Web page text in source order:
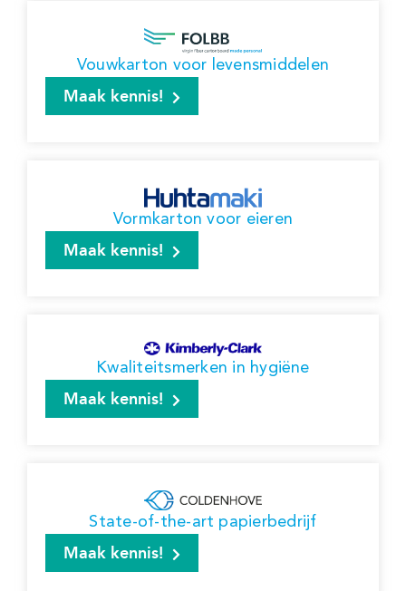
Vouwkarton voor levensmiddelen
Maak kennis!
Vormkarton voor eieren
Maak kennis!
Kwaliteitsmerken in hygiëne
Maak kennis!
State-of-the-art papierbedrijf
Maak kennis!